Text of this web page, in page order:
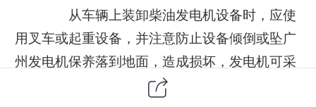
从车辆上装卸柴油发电机设备时，应使
用叉车或起重设备，并注意防止设备倾倒或坠广
州发电机保养落到地面，造成损坏，发电机可采
用悬挂式机车小心起吊，也可在设备底座上用叉